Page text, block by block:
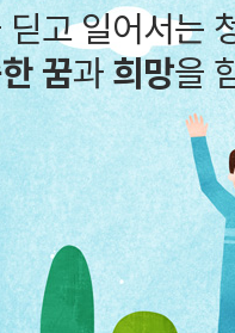
딛고 일어서는
꿈과희망을